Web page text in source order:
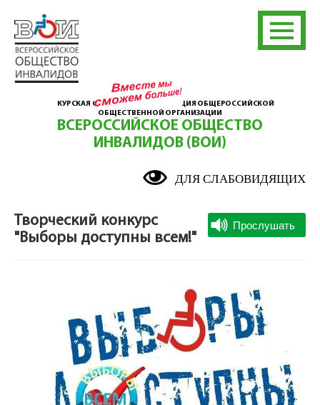
КУРСКАЯ ОБЛАСТНАЯ ОРГАНИЗАЦИЯ ОБЩЕРОССИЙСКОЙ
ОБЩЕСТВЕННОЙ ОРГАНИЗАЦИИ
ВСЕРОССИЙСКОЕ ОБЩЕСТВО
ИНВАЛИДОВ (ВОИ)
ДЛЯ СЛАБОВИДЯЩИХ
Творческий конкурс
"Выборы доступны всем!"